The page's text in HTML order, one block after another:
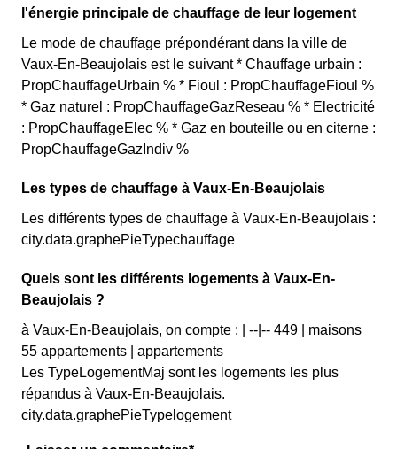
l'énergie principale de chauffage de leur logement
Le mode de chauffage prépondérant dans la ville de
Vaux-En-Beaujolais est le suivant * Chauffage urbain :
PropChauffageUrbain % * Fioul : PropChauffageFioul %
* Gaz naturel : PropChauffageGazReseau % * Electricité
: PropChauffageElec % * Gaz en bouteille ou en citerne :
PropChauffageGazIndiv %
Les types de chauffage à Vaux-En-Beaujolais
Les différents types de chauffage à Vaux-En-Beaujolais :
city.data.graphePieTypechauffage
Quels sont les différents logements à Vaux-En-
Beaujolais ?
à Vaux-En-Beaujolais, on compte : | --|-- 449 | maisons
55 appartements | appartements
Les TypeLogementMaj sont les logements les plus
répandus à Vaux-En-Beaujolais.
city.data.graphePieTypelogement